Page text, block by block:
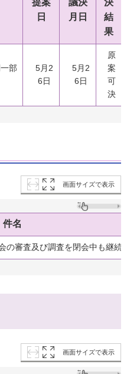
提案
日
議決
月日
決
結
果
部
5月2
6日
5月2
6日
原
案
可
決
画面サイズで表示
件名
の審査及び調査を閉会中も継続
画面サイズで表示